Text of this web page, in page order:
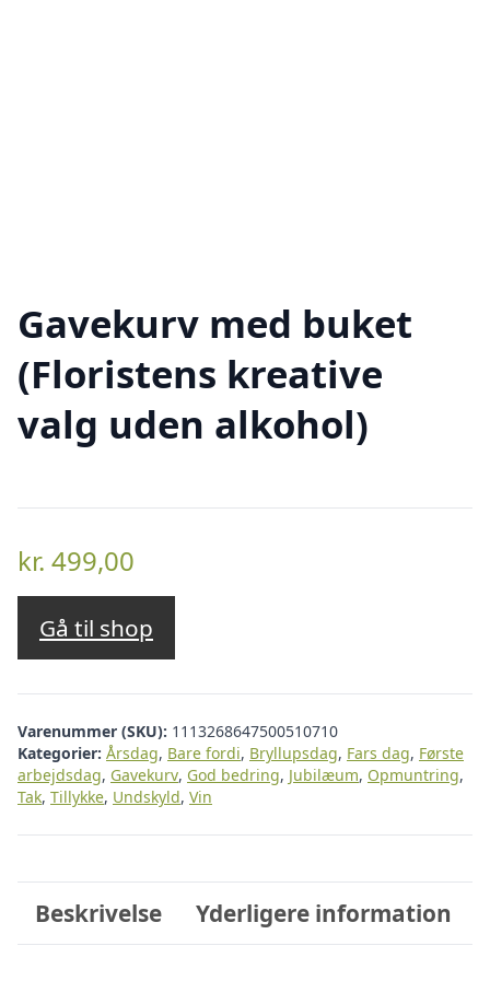
Gavekurv med buket
(Floristens kreative
valg uden alkohol)
kr. 499,00
Gå til shop
Varenummer (SKU): 1113268647500510710
Kategorier: Årsdag, Bare fordi, Bryllupsdag, Fars dag, Første
arbejdsdag, Gavekurv, God bedring, Jubilæum, Opmuntring,
Tak, Tillykke, Undskyld, Vin
Beskrivelse Yderligere information